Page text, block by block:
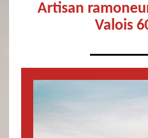
Artisan
Valois